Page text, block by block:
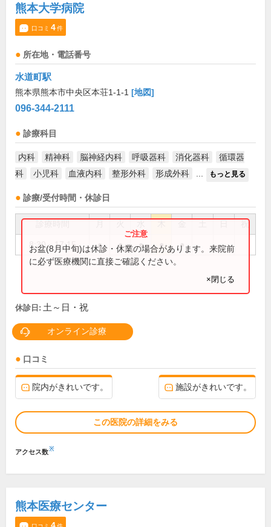
熊本大学病院
口コミ 4件
所在地・電話番号
水道町駅
熊本県熊本市中央区本荘1-1-1 [地図]
096-344-2111
診療科目
内科 精神科 脳神経内科 呼吸器科 消化器科
循環器
科
小児科 血液内科 整形外科 形成外科 もっと見る
診療/受付時間・休診日
祝
8:30～17:15 ● ● ● ● ●
お盆(8月中旬)は休診・休業の場合があります。来院前
に必ず医療機関に直接ご確認ください。
×閉じる
休診日: 土～日・祝
オンライン診療
口コミ
院内がきれいです。 施設がきれいです。
この医院の詳細をみる
アクセス数※
熊本医療センター